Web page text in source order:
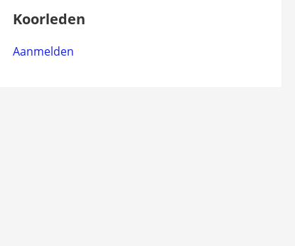
Koorleden
Aanmelden